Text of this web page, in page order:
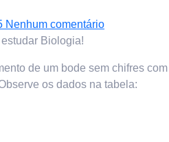
Nenhum comentário
Biologia!
de um bode sem chifres
os dados na tabela: